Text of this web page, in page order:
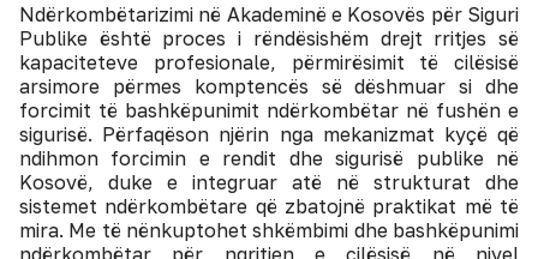
Ndërkombëtarizimi në Akademinë e Kosovës për Siguri
Publike është proces i rëndësishëm drejt rritjes së
kapaciteteve profesionale, përmirësimit të cilësisë
arsimore përmes komptencës së dëshmuar si dhe
forcimit të bashkëpunimit ndërkombëtar në fushën e
sigurisë. Përfaqëson njërin nga mekanizmat kyçë që
ndihmon forcimin e rendit dhe sigurisë publike në
Kosovë, duke e integruar atë në strukturat dhe
sistemet ndërkombëtare që zbatojnë praktikat më të
mira. Me të nënkuptohet shkëmbimi dhe bashkëpunimi
ndërkombëtar për ngritjen e cilësisë në nivel